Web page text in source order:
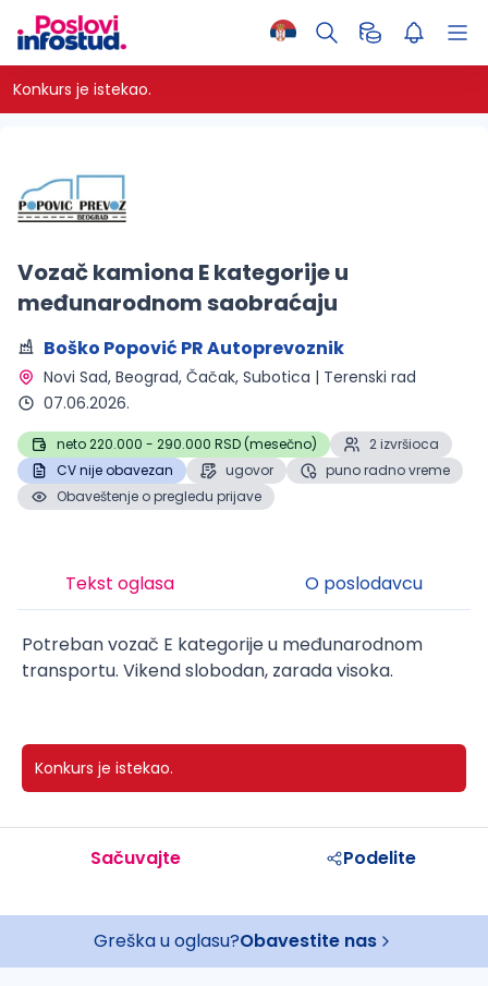
Konkurs je istekao.
Vozač kamiona E kategorije u
međunarodnom saobraćaju
Boško Popović PR Autoprevoznik
Novi Sad, Beograd, Čačak, Subotica | Terenski rad
07.06.2026.
neto 220.000 - 290.000 RSD (mesečno)
2 izvršioca
CV nije obavezan
ugovor
puno radno vreme
Obaveštenje o pregledu prijave
Tekst oglasa O poslodavcu
Potreban vozač E kategorije u međunarodnom
transportu. Vikend slobodan, zarada visoka.
Konkurs je istekao.
Sačuvajte Podelite
Greška u oglasu?Obavestite nas